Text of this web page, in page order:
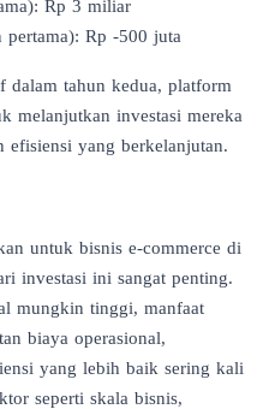
Rp 3 miliar
Rp -500 juta
dalam tahun kedua, platform
melanjutkan investasi mereka
efisiensi yang berkelanjutan.
untuk bisnis e-commerce di
investasi ini sangat penting.
mungkin tinggi, manfaat
biaya operasional,
yang lebih baik sering kali
seperti skala bisnis,